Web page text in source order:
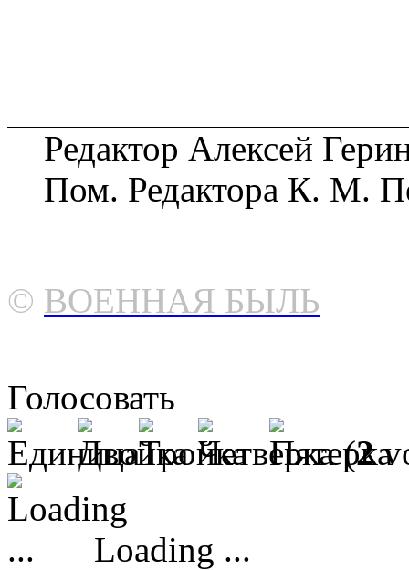
Редактор Алексей
Пом. Редактора К. М.
© ВОЕННАЯ БЫЛЬ
Голосовать
(2
Loading ...